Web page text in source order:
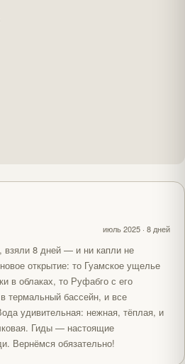
июль 2025 · 8 дней
8 дней — и ни капли не
открытие: то Гуамское ущелье
в облаках, то Руфабго с его
бассейн, и все
удивительная: нежная, тёплая, и
Гиды — настоящие
Вернёмся обязательно!